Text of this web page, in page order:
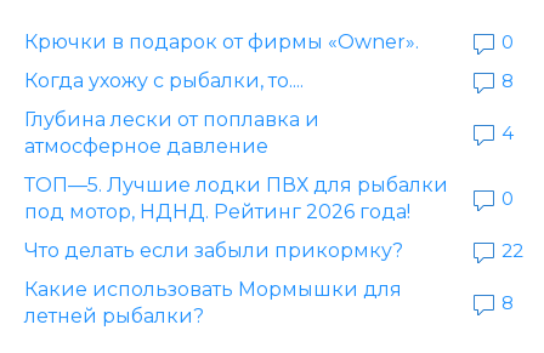
Крючки в подарок от фирмы «Owner».
0
Когда ухожу с рыбалки, то....
8
Глубина лески от поплавка и
атмосферное давление
4
ТОП—5. Лучшие лодки ПВХ для рыбалки
под мотор, НДНД. Рейтинг 2026 года!
0
Что делать если забыли прикормку?
22
Какие использовать Мормышки для
летней рыбалки?
8